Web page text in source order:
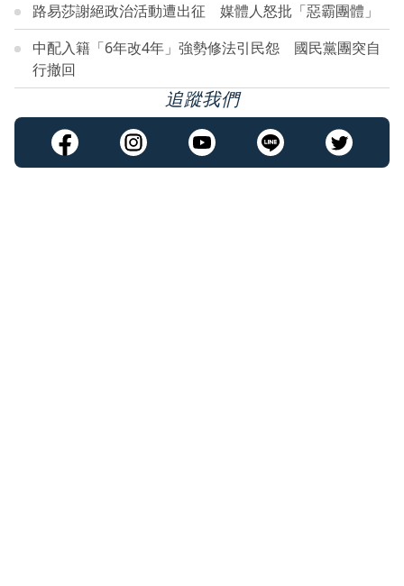
路易莎謝絕政治活動遭出征 媒體人怒批「惡霸團體」
中配入籍「6年改4年」強勢修法引民怨 國民黨團突自
行撤回
追蹤我們